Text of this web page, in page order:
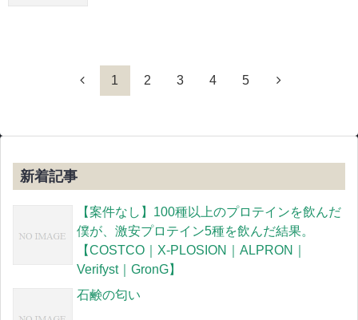
1 2 3 4 5
新着記事
【案件なし】100種以上のプロテインを飲んだ
僕が、激安プロテイン5種を飲んだ結果。
【COSTCO｜X-PLOSION｜ALPRON｜
Verifyst｜GronG】
石鹸の匂い